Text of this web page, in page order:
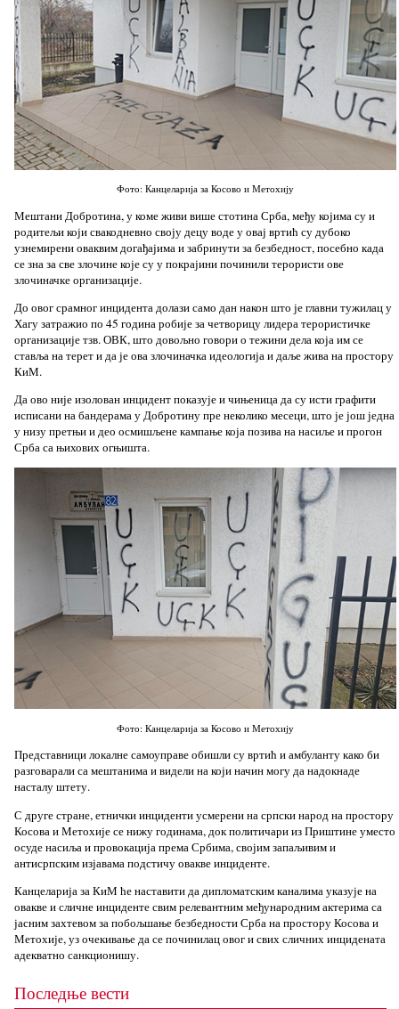
Фото: Канцеларија за Косово и Метохију
Мештани Добротина, у коме живи више стотина Срба, међу којима су и
родитељи који свакодневно своју децу воде у овај вртић су дубоко
узнемирени оваквим догађајима и забринути за безбедност, посебно када
се зна за све злочине које су у покрајини починили терористи ове
злочиначке организације.
До овог срамног инцидента долази само дан након што је главни тужилац у
Хагу затражио по 45 година робије за четворицу лидера терористичке
организације тзв. ОВК, што довољно говори о тежини дела која им се
ставља на терет и да је ова злочиначка идеологија и даље жива на простору
КиМ.
Да ово није изолован инцидент показује и чињеница да су исти графити
исписани на бандерама у Добротину пре неколико месеци, што је још једна
у низу претњи и део осмишљене кампање која позива на насиље и прогон
Срба са њихових огњишта.
Фото: Канцеларија за Косово и Метохију
Представници локалне самоуправе обишли су вртић и амбуланту како би
разговарали са мештанима и видели на који начин могу да надокнаде
насталу штету.
С друге стране, етнички инциденти усмерени на српски народ на простору
Косова и Метохије се нижу годинама, док политичари из Приштине уместо
осуде насиља и провокација према Србима, својим запаљивим и
антисрпским изјавама подстичу овакве инциденте.
Канцеларија за КиМ ће наставити да дипломатским каналима указује на
овакве и сличне инциденте свим релевантним међународним актерима са
јасним захтевом за побољшање безбедности Срба на простору Косова и
Метохије, уз очекивање да се починилац овог и свих сличних инцидената
адекватно санкционишу.
Последње вести